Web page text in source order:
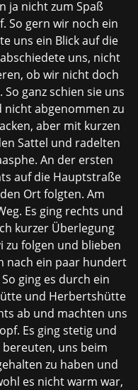
ja nicht zum Spaß
So gern wir noch ein
uns ein Blick auf die
uns, nicht
ob wir nicht doch
ganz schien sie uns
nicht abgenommen zu
aber mit kurzen
Sattel und radelten
An der ersten
auf die Hauptstraße
Ort folgten. Am
Es ging rechts und
kurzer Überlegung
zu folgen und blieben
nach ein paar hundert
ging es durch ein
und Herbertshütte
ab und machten uns
Es ging stetig und
uns beim
zu haben und
es nicht warm war,